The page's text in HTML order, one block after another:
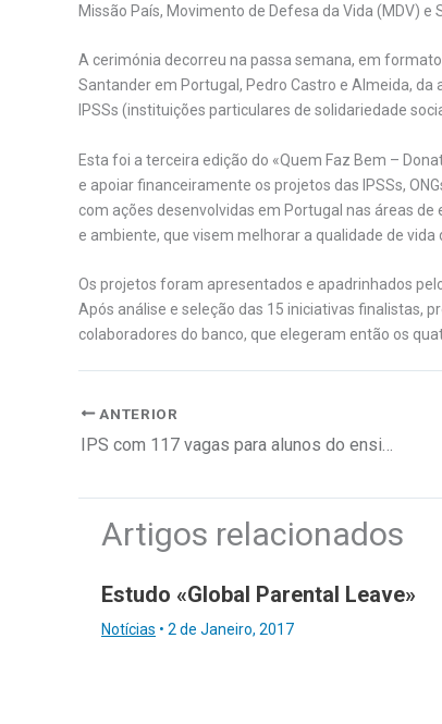
Missão País, Movimento de Defesa da Vida (MDV) e
A cerimónia decorreu na passa semana, em formato
Santander em Portugal, Pedro Castro e Almeida,
IPSSs (instituições particulares de solidariedade
Esta foi a terceira edição do «Quem Faz Bem –
e apoiar financeiramente os projetos das IPSSs,
com ações desenvolvidas em Portugal nas áreas
e ambiente, que visem melhorar a qualidade de vida
Os projetos foram apresentados e apadrinhados
Após análise e seleção das 15 iniciativas finalistas,
colaboradores do banco, que elegeram então os
ANTERIOR
Artigos relacionados
Estudo «Global Parental Leave»
Notícias • 2 de Janeiro, 2017